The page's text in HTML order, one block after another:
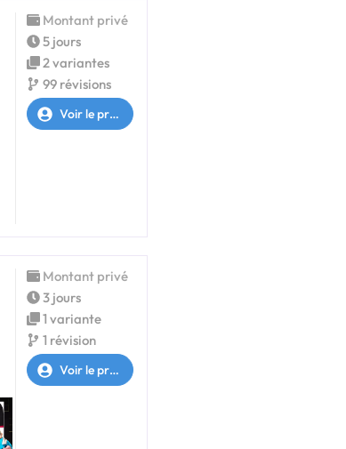
Montant privé
5 jours
2 variantes
99 révisions
Voir le profil
Montant privé
3 jours
1 variante
1 révision
Voir le profil